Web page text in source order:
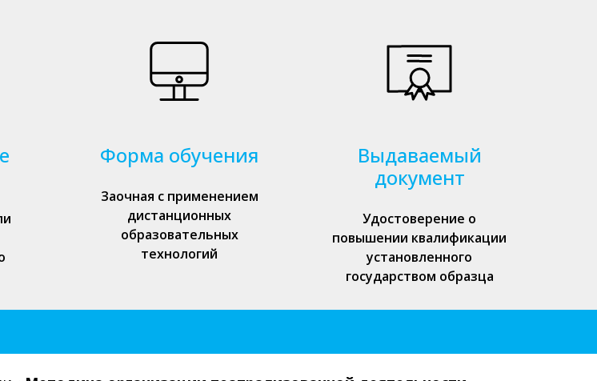
Форма обучения
Заочная с применением
дистанционных
образовательных
технологий
Выдаваемый
документ
Удостоверение о
повышении квалификации
установленного
государством образца